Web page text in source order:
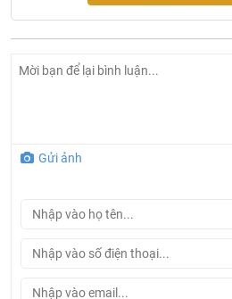
Van xả tiểu American
Bản vẽ kích thước van xả tiểu
Gửi ảnh